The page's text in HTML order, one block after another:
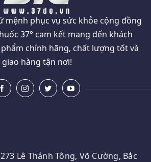
mệnh phục vụ sức khỏe cộng đồng
37° cam kết mang đến khách
chính hãng, chất lượng tốt và
giao hàng tận nơi!
Lê Thánh Tông, Võ Cường, Bắc